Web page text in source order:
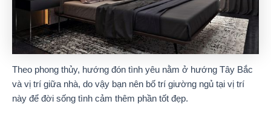
Theo phong thủy, hướng đón tình yêu nằm ở hướng Tây Bắc
và vị trí giữa nhà, do vậy bạn nên bố trí giường ngủ tại vị trí
này để đời sống tình cảm thêm phần tốt đẹp.